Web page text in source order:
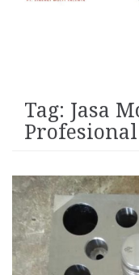
Tag: Jasa
Profesional